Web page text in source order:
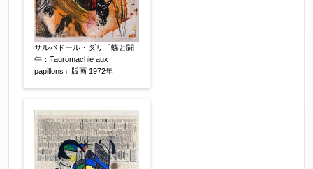
サルバドール・ダリ「蝶と闘
牛：Tauromachie aux
papillons」版画 1972年